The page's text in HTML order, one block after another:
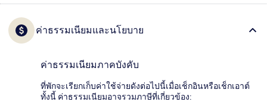
ค่าธรรมเนียมและนโยบาย
ค่าธรรมเนียมภาคบังคับ
ที่พักจะเรียกเก็บค่าใช้จ่ายดังต่อไปนี้เมื่อเช็กอินหรือเช็กเอาต์
ทั้งนี้ ค่าธรรมเนียมอาจรวมภาษีที่เกี่ยวข้อง: